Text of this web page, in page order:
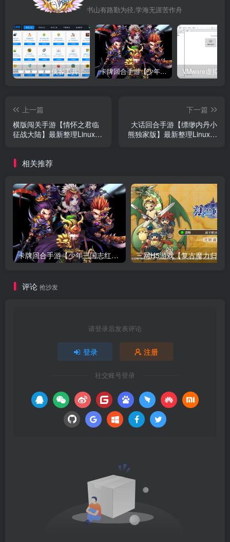
书山有路勤为径,学海无涯苦作舟
👑👑👑👑👑侠客工具箱移动版👑👑👑👑👑 卡牌回合手游【少年三国志红将版】最新整理Linux手工服务端+懒人助手+安卓客户端+GM后台+搭建教程
上一篇
横版闯关手游【情怀之君临
征战大陆】最新整理Linux手
授权后台+安卓苹果+搭建教
下一篇
大话回合手游【缥缈内丹小
熊独家版】最新整理Linux手
相关推荐
卡牌回合手游【少年三国志红将版】最新整理Linux手工服务端+懒人助手+安卓客户端+GM后台+搭建教程
评论 抢沙发
请登录后发表评论
登录 注册
社交账号登录